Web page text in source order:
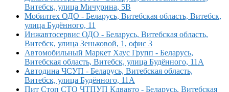
Витебск, улица Мичурина, 5В
Мобилтех ОДО - Беларусь, Витебская область, Витебск,
улица Будённого, 11
Инжавтосервис ОДО - Беларусь, Витебская область,
Витебск, улица Зеньковой, 1, офис 3
Автомобильный Маркет Хаус Групп - Беларусь,
Витебская область, Витебск, улица Будённого, 11А
Автодина ЧСУП - Беларусь, Витебская область,
Витебск, улица Будённого, 11А
Пит Стоп СТО ЧТПУП Кдвавто - Беларусь, Витебская